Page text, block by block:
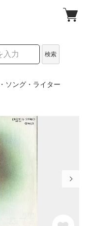
検索
ソング・ライター